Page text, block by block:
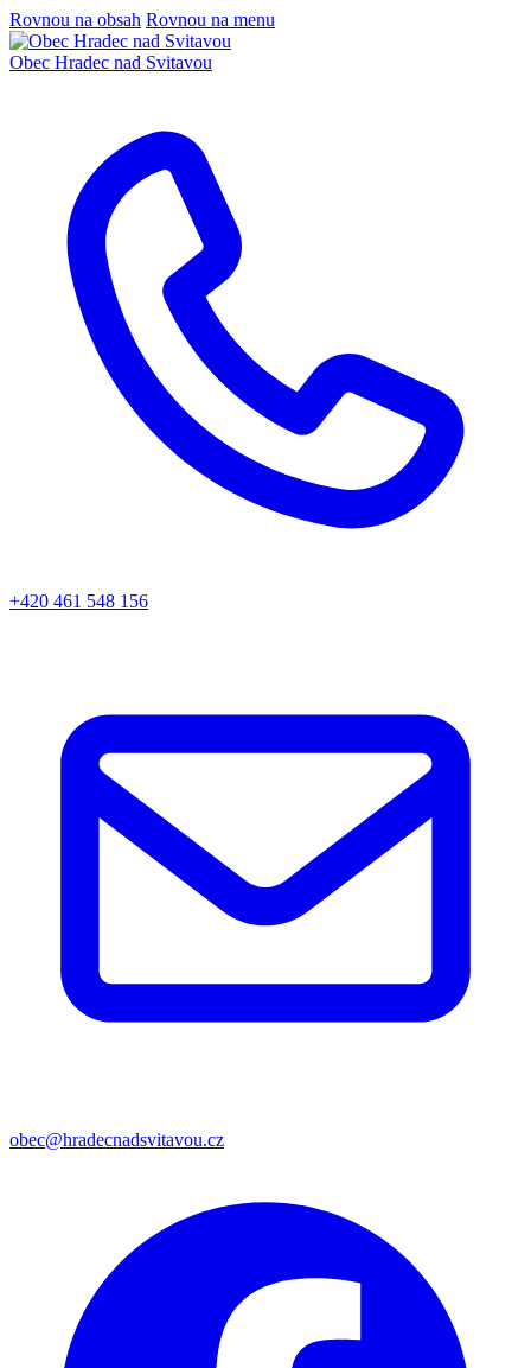
Rovnou na obsah Rovnou na menu
Obec Hradec nad Svitavou
+420 461 548 156
obec@hradecnadsvitavou.cz